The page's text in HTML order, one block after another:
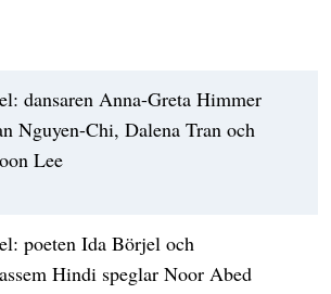
dansaren Anna-Greta Himmer
Nguyen-Chi, Dalena Tran och
Lee
poeten Ida Börjel och
Hindi speglar Noor Abed